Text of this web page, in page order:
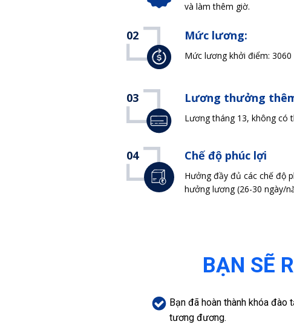
02 Mức lương:
Mức lương khởi điểm:
03 Lương thưởng
Lương tháng 13, không có
04 Chế độ phúc lợi
Hưởng đầy đủ các chế độ
hưởng lương (26-30 ngày/
và làm thêm giờ.
BẠN SẼ
Bạn đã hoàn thành khóa đào
tương đương.